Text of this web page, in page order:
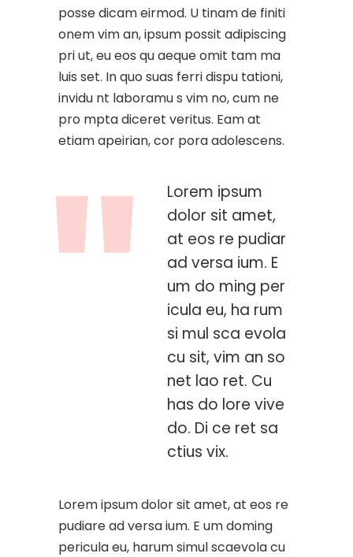
posse dicam eirmod. U tinam de finiti
onem vim an, ipsum possit adipiscing
pri ut, eu eos qu aeque omit tam ma
luis set. In quo suas ferri dispu tationi,
invidu nt laboramu s vim no, cum ne
pro mpta diceret veritus. Eam at
etiam apeirian, cor pora adolescens.
Lorem ipsum
dolor sit amet,
at eos re pudiar
ad versa ium. E
um do ming per
icula eu, ha rum
si mul sca evola
cu sit, vim an so
net lao ret. Cu
has do lore vive
do. Di ce ret sa
ctius vix.
Lorem ipsum dolor sit amet, at eos re
pudiare ad versa ium. E um doming
pericula eu, harum simul scaevola cu